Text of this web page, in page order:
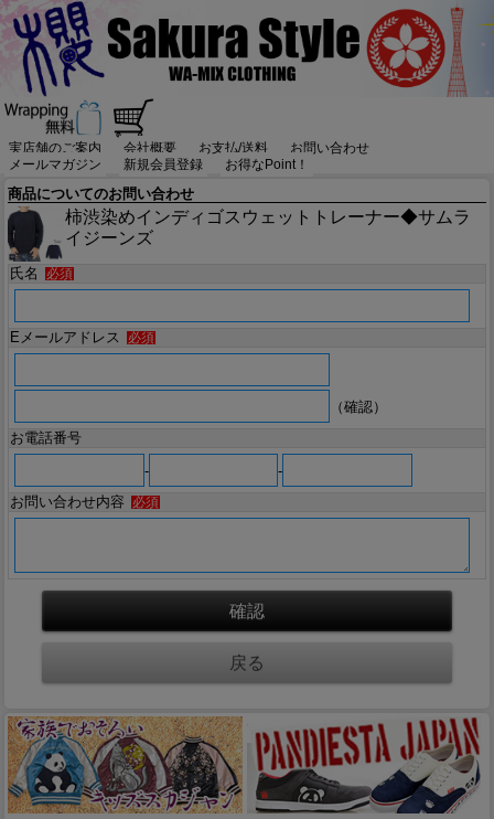
実店舗のご案内 会社概要 お支払/送料
お問い合わせ
メールマガジン
新規会員登録 お得なPoint！
商品についてのお問い合わせ
柿渋染めインディゴスウェットトレーナー◆サムラ
イジーンズ
氏名 必須
Eメールアドレス 必須
（確認）
お電話番号
-
-
お問い合わせ内容
必須